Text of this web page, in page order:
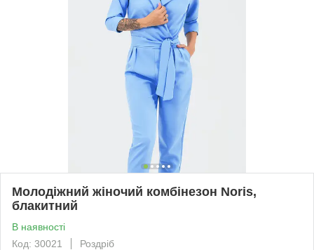
Молодіжний жіночий комбінезон Noris,
блакитний
В наявності
Код: 30021
Роздріб